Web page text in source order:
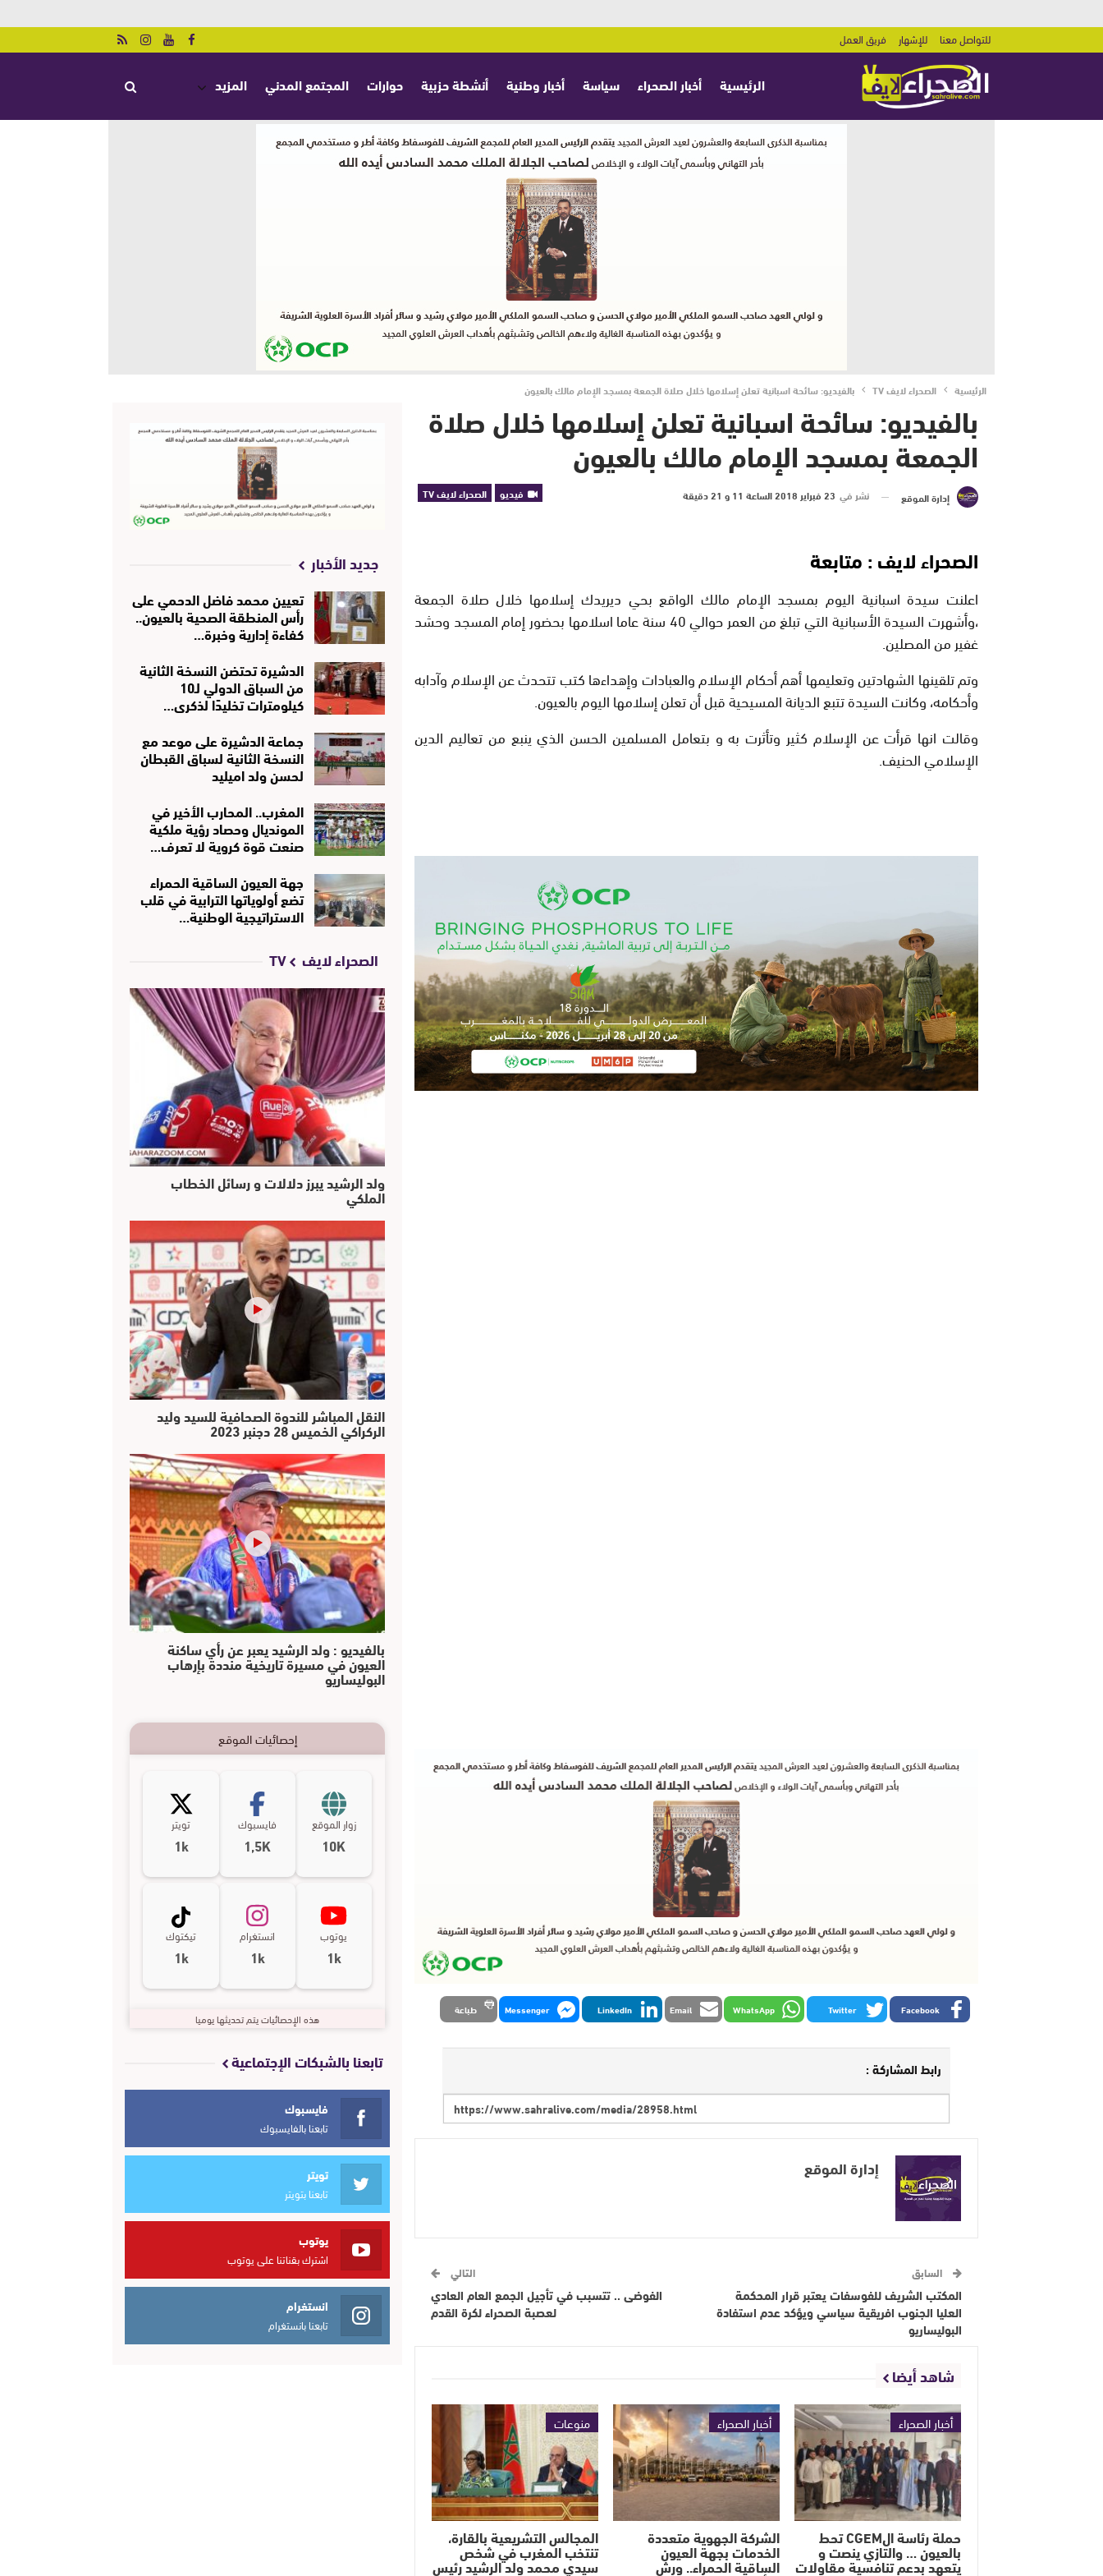
للتواصل معنا للإشهار فريق العمل
الرئيسية أخبار الصحراء سياسة أخبار وطنية أنشطة حزبية حوارات المجتمع المدني المزيد
الرئيسية الصحراء لايف TV بالفيديو: سائحة اسبانية تعلن إسلامها خلال صلاة الجمعة بمسجد الإمام مالك بالعيون
بالفيديو: سائحة اسبانية تعلن إسلامها خلال صلاة
الجمعة بمسجد الإمام مالك بالعيون
فيديو الصحراء لايف TV إدارة الموقع نشر في 23 فبراير 2018 الساعة 11 و 21 دقيقة
الصحراء لايف : متابعة
اعلنت سيدة اسبانية اليوم بمسجد الإمام مالك الواقع بحي ديريدك إسلامها خلال صلاة الجمعة
،وأشهرت السيدة الأسبانية التي تبلغ من العمر حوالي 40 سنة عاما اسلامها بحضور إمام المسجد وحشد
غفير من المصلين.
وتم تلقينها الشهادتين وتعليمها أهم أحكام الإسلام والعبادات وإهداءها كتب تتحدث عن الإسلام وآدابه
وأحكامه، وكانت السيدة تتبع الديانة المسيحية قبل أن تعلن إسلامها اليوم بالعيون.
وقالت انها قرأت عن الإسلام كثير وتأثرت به و بتعامل المسلمين الحسن الذي ينبع من تعاليم الدين
الإسلامي الحنيف.
Facebook
Twitter
WhatsApp
Email
LinkedIn
Messenger طباعة
رابط المشاركة :
إدارة الموقع
السابق
المكتب الشريف للفوسفات يعتبر قرار المحكمة
العليا الجنوب افريقية سياسي ويؤكد عدم استفادة
البوليساريو
التالي
الفوضى .. تتسبب في تأجيل الجمع العام العادي
لعصبة الصحراء لكرة القدم
شاهد أيضا
أخبار الصحراء
حملة رئاسة الCGEM تحط
بالعيون … والتازي ينصت و
يتعهد بدعم تنافسية مقاولات
أخبار الصحراء
الشركة الجهوية متعددة
الخدمات بجهة العيون
الساقية الحمراء.. ورش
منوعات
المجالس التشريعية بالقارة،
تنتخب المغرب في شخص
سيدي محمد ولد الرشيد رئيس
جديد الأخبار
تعيين محمد فاضل الدحمي على
رأس المنطقة الصحية بالعيون..
كفاءة إدارية وخبرة…
الدشيرة تحتضن النسخة الثانية
من السباق الدولي لـ10
كيلومترات تخليدًا لذكرى…
جماعة الدشيرة على موعد مع
النسخة الثانية لسباق القبطان
لحسن ولد اميليد
المغرب.. المحارب الأخير في
المونديال وحصاد رؤية ملكية
صنعت قوة كروية لا تعرف…
جهة العيون الساقية الحمراء
تضع أولوياتها الترابية في قلب
الاستراتيجية الوطنية…
الصحراء لايف TV
ولد الرشيد يبرز دلالات و رسائل الخطاب
الملكي
النقل المباشر للندوة الصحافية للسيد وليد
الركراكي الخميس 28 دجنبر 2023
بالفيديو : ولد الرشيد يعبر عن رأي ساكنة
العيون في مسيرة تاريخية منددة بإرهاب
البوليساريو
إحصائيات الموقع
زوار الموقع
10K
فايسبوك
1,5K
تويتر
1k
يوتوب
1k
انستغرام
1k
تيكتوك
1k
هذه الإحصائيات يتم تحديثها يوميا
تابعنا بالشبكات الإجتماعية
فايسبوك
تابعنا بالفايسبوك
تويتر
تابعنا بتويتر
يوتوب
اشترك بقناتنا على يوتوب
انستغرام
تابعنا بانستغرام